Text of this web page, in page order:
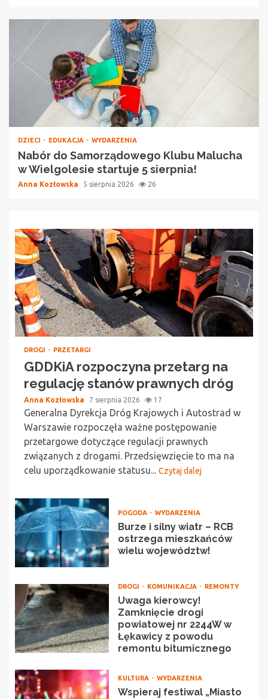
DZIECI EDUKACJA WYDARZENIA
Nabór do Samorządowego Klubu Malucha
w Wielgolesie startuje 5 sierpnia!
Anna Kozłowska 5 sierpnia 2026 26
DROGI PRZETARGI
GDDKiA rozpoczyna przetarg na
regulację stanów prawnych dróg
Anna Kozłowska 7 sierpnia 2026 17
Generalna Dyrekcja Dróg Krajowych i Autostrad w
Warszawie rozpoczęła ważne postępowanie
przetargowe dotyczące regulacji prawnych
związanych z drogami. Przedsięwzięcie to ma na
celu uporządkowanie statusu... Czytaj dalej
POGODA WYDARZENIA
Burze i silny wiatr – RCB
ostrzega mieszkańców
wielu województw!
DROGI KOMUNIKACJA REMONTY
Uwaga kierowcy!
Zamknięcie drogi
powiatowej nr 2244W w
Łękawicy z powodu
remontu bitumicznego
KULTURA WYDARZENIA
Wspieraj festiwal „Miasto